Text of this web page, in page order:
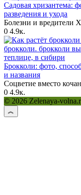
Садовая хризантема:
разведения и ухода
Болезни и вредители
0 4.9к.
Брокколи: фото,
и названия
Соцветие вместо
0 4.9к.
© 2026 Zelenaya-